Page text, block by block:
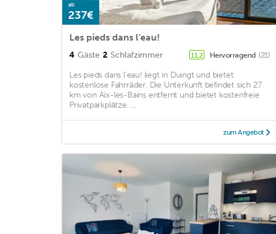
ab
237€
Les pieds dans l'eau!
4 Gäste 2 Schlafzimmer 11,2 Hervorragend (21)
Les pieds dans l'eau! liegt in Duingt und bietet
kostenlose Fahrräder. Die Unterkunft befindet sich 27
km von Aix-les-Bains entfernt und bietet kostenfreie
Privatparkplätze. ...
zum Angebot